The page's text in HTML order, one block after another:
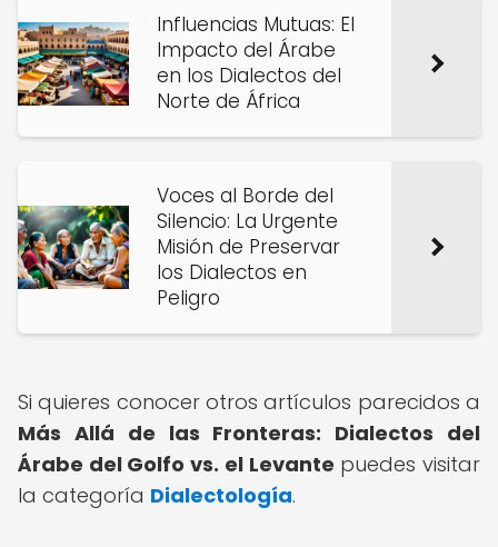
Influencias Mutuas: El
Impacto del Árabe
en los Dialectos del
Norte de África
Voces al Borde del
Silencio: La Urgente
Misión de Preservar
los Dialectos en
Peligro
Si quieres conocer otros artículos parecidos a
Más Allá de las Fronteras: Dialectos del
Árabe del Golfo vs. el Levante puedes visitar
la categoría Dialectología.